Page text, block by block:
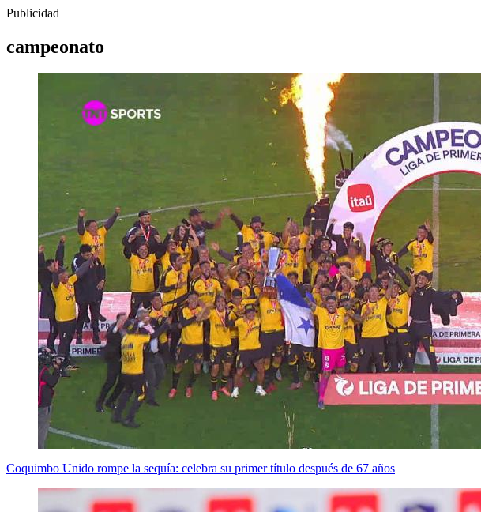
Publicidad
campeonato
Coquimbo Unido rompe la sequía: celebra su primer título después de 67 años